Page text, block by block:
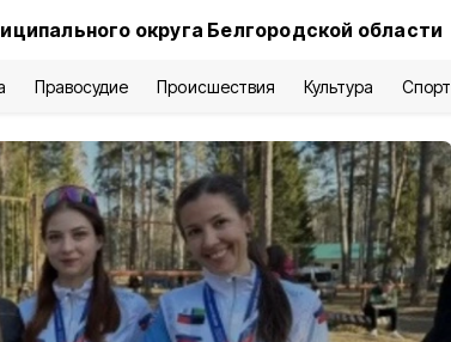
округа Белгородской области
Правосудие Происшествия Культура Спорт